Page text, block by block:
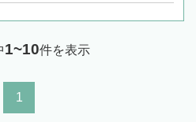
1~10件を表示
1